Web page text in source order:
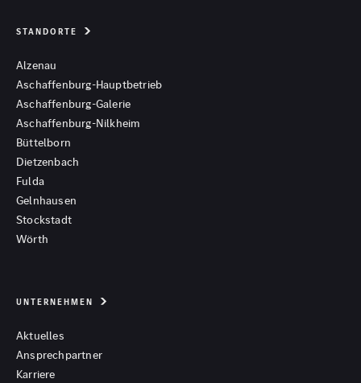
STANDORTE
Alzenau
Aschaffenburg-Hauptbetrieb
Aschaffenburg-Galerie
Aschaffenburg-Nilkheim
Büttelborn
Dietzenbach
Fulda
Gelnhausen
Stockstadt
Wörth
UNTERNEHMEN
Aktuelles
Ansprechpartner
Karriere